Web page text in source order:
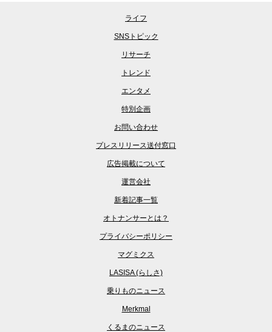
ライフ
SNSトピック
リサーチ
トレンド
エンタメ
特別企画
お問い合わせ
プレスリリース送付窓口
広告掲載について
運営会社
新着記事一覧
オトナンサーとは？
プライバシーポリシー
マグミクス
LASISA (らしさ)
乗りものニュース
Merkmal
くるまのニュース